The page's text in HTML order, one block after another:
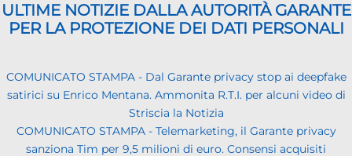
ULTIME NOTIZIE DALLA AUTORITÀ GARANTE
PER LA PROTEZIONE DEI DATI PERSONALI
COMUNICATO STAMPA - Dal Garante privacy stop ai deepfake
satirici su Enrico Mentana. Ammonita R.T.I. per alcuni video di
Striscia la Notizia
COMUNICATO STAMPA - Telemarketing, il Garante privacy
sanziona Tim per 9,5 milioni di euro. Consensi acquisiti